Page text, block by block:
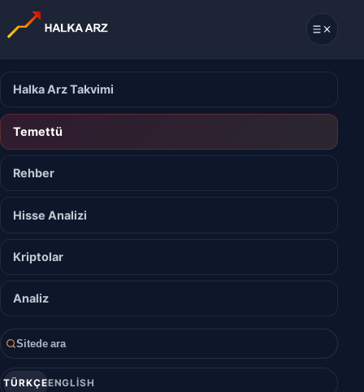
Halka Arz Takvimi
Temettü
Rehber
Hisse Analizi
Kriptolar
Analiz
Sitede ara
TÜRKÇEENGLISH